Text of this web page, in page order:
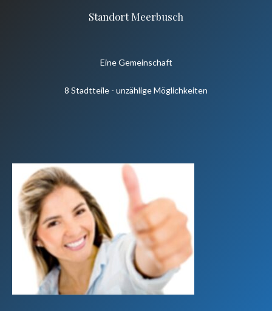
Standort Meerbusch
Eine Gemeinschaft
8 Stadtteile - unzählige Möglichkeiten